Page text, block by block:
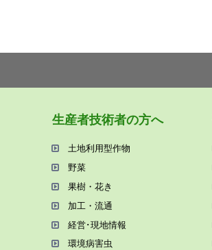
⽣産者技術者の⽅へ
⼟地利⽤型作物
野菜
果樹・花き
加⼯・流通
経営･現地情報
環境病害⾍